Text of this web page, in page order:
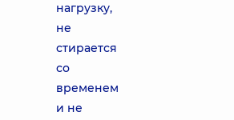
нагрузку,
не
стирается
со
временем
и не